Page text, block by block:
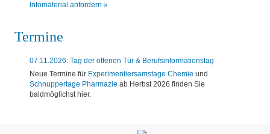
Infomaterial anfordern »
Termine
07.11.2026: Tag der offenen Tür & Berufsinformationstag
Neue Termine für Experimentiersamstage Chemie und
Schnuppertage Pharmazie ab Herbst 2026 finden Sie
baldmöglichst hier.